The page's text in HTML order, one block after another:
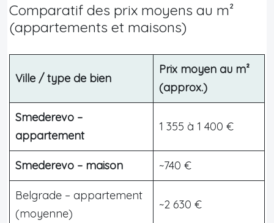
Comparatif des prix moyens au m²
(appartements et maisons)
Ville / type de bien
Prix moyen au m²
(approx.)
Smederevo –
appartement
1 355 à 1 400 €
Smederevo – maison ~740 €
Belgrade – appartement
(moyenne)
~2 630 €